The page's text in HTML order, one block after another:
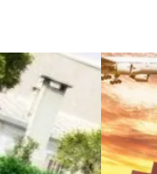
Sigorta
kadınlar ve takı